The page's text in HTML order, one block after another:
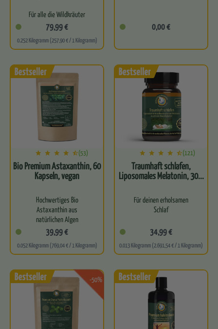
Für alle die Wildkräuter
lieben
Leitet natürlich
Schadstoffe aus
Perfekte Basis für eine
gesunde…
79,99 €
0.252 Kilogramm (257,90 € / 1 Kilogramm)
(121)
Traumhaft schlafen,
Liposomales Melatonin, 30...
Für deinen erholsamen
Schlaf
GABA, Magnesium und
Melatonin in einer
liposomalen Kapsel
Hohe Bioverfügbarkeit
Ohne Nebenwirkungen
34,99 €
0.013 Kilogramm (2.691,54 € / 1 Kilogramm)
-50%
(53)
Bio Premium Astaxanthin, 60
Kapseln, vegan
Hochwertiges Bio
Astaxanthin aus
natürlichen Algen
Unterstützt die
Zellgesundheit und
antioxidative Abwehrkraft
Trägt zum…
39,99 €
0.052 Kilogramm (769,04 € / 1 Kilogramm)
0,00 €